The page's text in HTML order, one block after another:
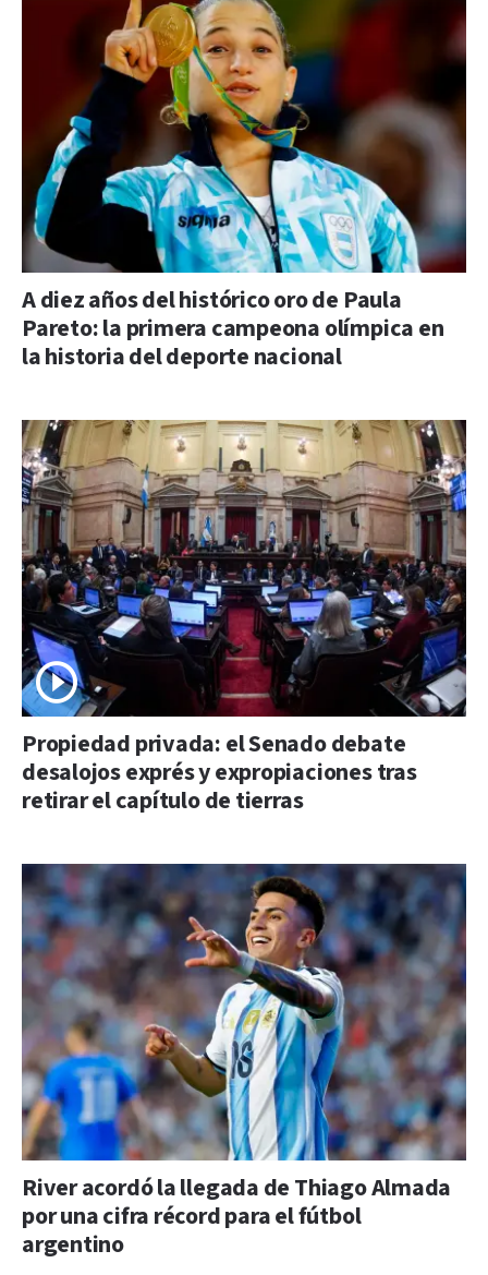
A diez años del histórico oro de Paula
Pareto: la primera campeona olímpica en
la historia del deporte nacional
Propiedad privada: el Senado debate
desalojos exprés y expropiaciones tras
retirar el capítulo de tierras
River acordó la llegada de Thiago Almada
por una cifra récord para el fútbol
argentino